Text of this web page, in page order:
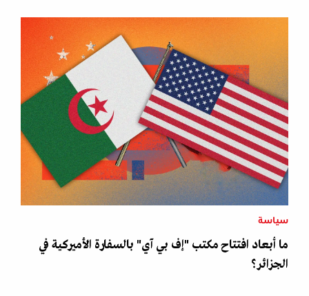
سياسة
ما أبعاد افتتاح مكتب "إف بي آي" بالسفارة الأميركية في
الجزائر؟